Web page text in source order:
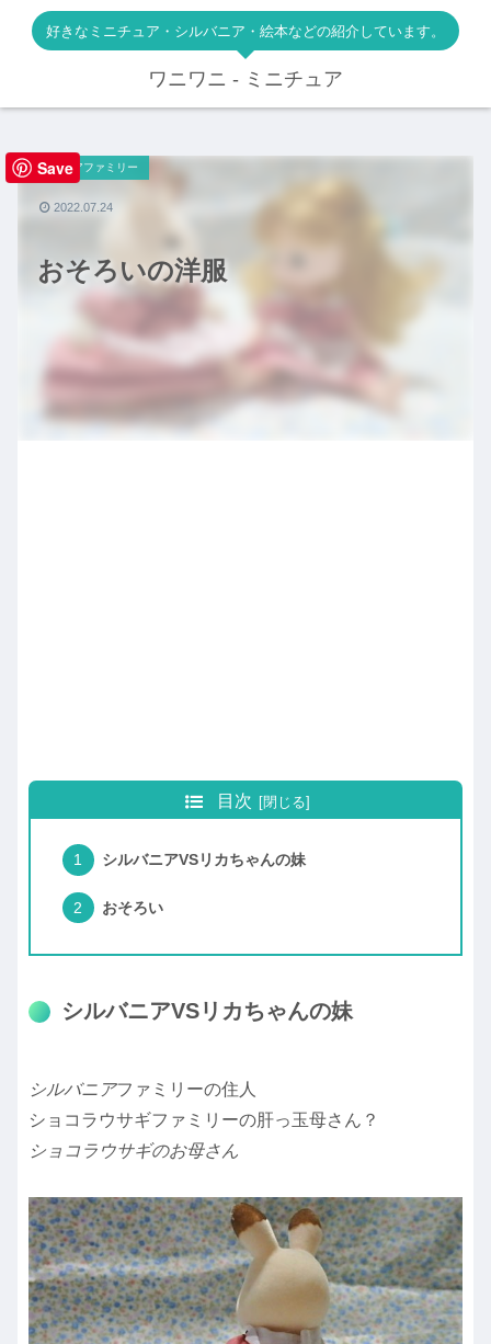
好きなミニチュア・シルバニア・絵本などの紹介しています。
ワニワニ - ミニチュア
おそろいの洋服
シルバニアファミリー
2022.07.24
目次
シルバニアVSリカちゃんの妹
おそろい
シルバニアVSリカちゃんの妹
シルバニアファミリーの住人
ショコラウサギファミリーの肝っ玉母さん？
ショコラウサギのお母さん
Save